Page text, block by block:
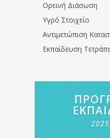
Ορεινή Διάσωση
Υγρό Στοιχείο
Αντιμετώπιση
Εκπαίδευση